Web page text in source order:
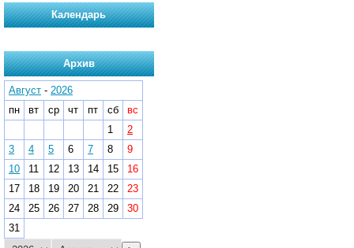
Календарь
Архив
Август - 2026
пн
вт ср чт пт сб
вс
1
2
3
4 5 6 7 8
9
10
11 12 13 14 15
16
17
18 19 20 21 22
23
24
25 26 27 28 29
30
31